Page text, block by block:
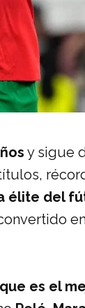
y sigue
del
es el